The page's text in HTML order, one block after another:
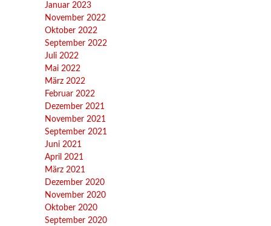
Januar 2023
November 2022
Oktober 2022
September 2022
Juli 2022
Mai 2022
März 2022
Februar 2022
Dezember 2021
November 2021
September 2021
Juni 2021
April 2021
März 2021
Dezember 2020
November 2020
Oktober 2020
September 2020